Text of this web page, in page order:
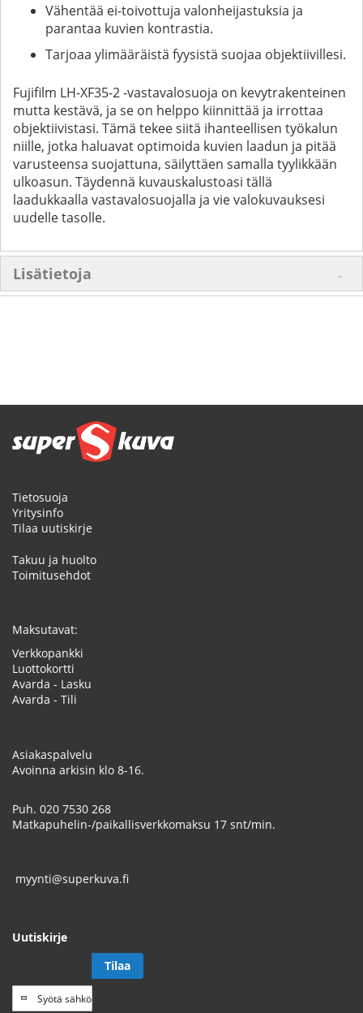
Vähentää ei-toivottuja valonheijastuksia ja
parantaa kuvien kontrastia.
Tarjoaa ylimääräistä fyysistä suojaa objektiivillesi.
Fujifilm LH-XF35-2 -vastavalosuoja on kevytrakenteinen
mutta kestävä, ja se on helppo kiinnittää ja irrottaa
objektiivistasi. Tämä tekee siitä ihanteellisen työkalun
niille, jotka haluavat optimoida kuvien laadun ja pitää
varusteensa suojattuna, säilyttäen samalla tyylikkään
ulkoasun. Täydennä kuvauskalustoasi tällä
laadukkaalla vastavalosuojalla ja vie valokuvauksesi
uudelle tasolle.
Lisätietoja
Tietosuoja
Yritysinfo
Tilaa uutiskirje
Takuu ja huolto
Toimitusehdot
Maksutavat:
Verkkopankki
Luottokortti
Avarda - Lasku
Avarda - Tili
Asiakaspalvelu
Avoinna arkisin klo 8-16.
Puh. 020 7530 268
Matkapuhelin-/paikallisverkkomaksu 17 snt/min.
myynti@superkuva.fi
Uutiskirje
Tilaa
uutiskirje
Tilaa